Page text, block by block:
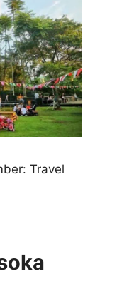
Travel